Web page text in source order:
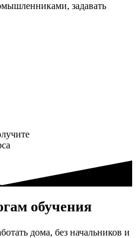
задавать
обучения
дома, без начальников и